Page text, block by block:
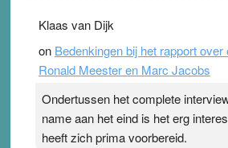
Klaas van Dijk
on Bedenkingen bij het rapport
Ronald Meester en Marc Jacobs
Ondertussen het complete
name aan het eind is het erg
heeft zich prima voorbereid.